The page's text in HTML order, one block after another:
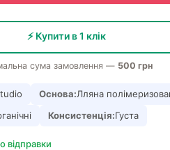
⚡ Купити в 1 клік
сума замовлення — 500 грн
Основа:Лляна
Консистенція:Густа
відправки